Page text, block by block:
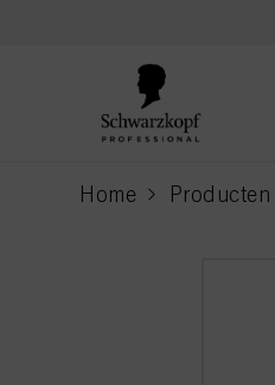
Home Producten